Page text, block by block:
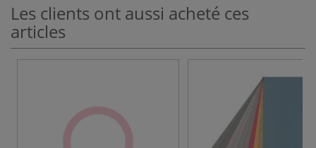
Les clients ont aussi acheté ces
articles